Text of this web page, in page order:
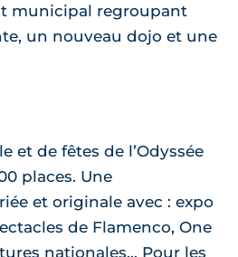
municipal regroupant
un nouveau dojo et une
et de fêtes de l’Odyssée
places. Une
et originale avec : expo
de Flamenco, One
nationales... Pour les